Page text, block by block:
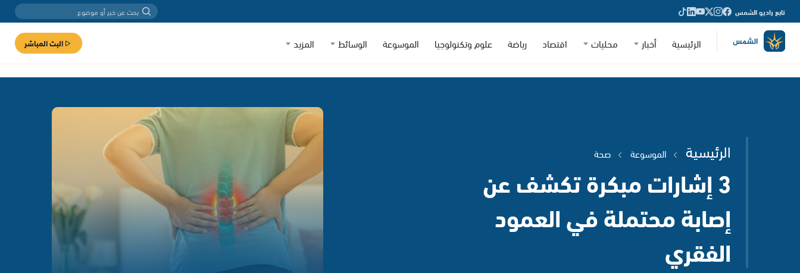
تابع راديو الشمس
الرئيسية أخبار محليات اقتصاد رياضة علوم وتكنولوجيا الموسوعة الوسائط المزيد البث المباشر
الرئيسية الموسوعة صحة
3 إشارات مبكرة تكشف عن
إصابة محتملة في العمود
الفقري